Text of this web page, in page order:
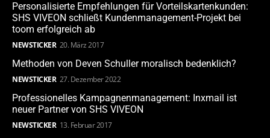
Personalisierte Empfehlungen für Vorteilskartenkunden:
SHS VIVEON schließt Kundenmanagement-Projekt bei
toom erfolgreich ab
NEWSTICKER 20. März 2017
Methoden von Deven Schuller moralisch bedenklich?
NEWSTICKER 27. Dezember 2022
Professionelles Kampagnenmanagement: Inxmail ist
neuer Partner von SHS VIVEON
NEWSTICKER 13. Februar 2017